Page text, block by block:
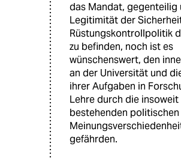
das Mandat, gegenteilig
Legitimität der
Rüstungskontrollpolitik
zu befinden, noch ist es
wünschenswert, den
an der Universität und
ihrer Aufgaben in
Lehre durch die insoweit
bestehenden politischen
gefährden.